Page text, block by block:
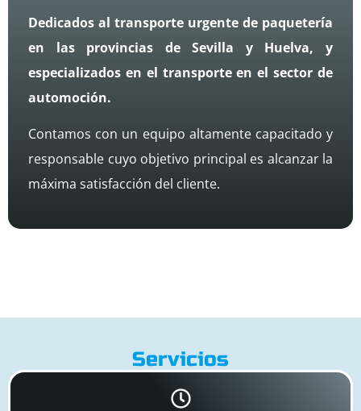
Dedicados al transporte urgente de paquetería
en las provincias de Sevilla y Huelva, y
especializados en el transporte en el sector de
automoción.
Contamos con un equipo altamente capacitado y
responsable cuyo objetivo principal es alcanzar la
máxima satisfacción del cliente.
Servicios